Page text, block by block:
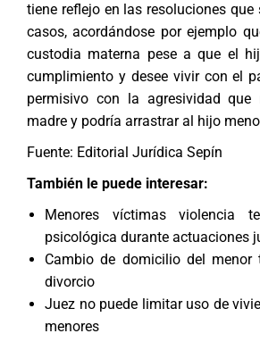
tiene reflejo en las resoluciones que
casos, acordándose por ejemplo
custodia materna pese a que el
cumplimiento y desee vivir con el
permisivo con la agresividad que
madre y podría arrastrar al hijo
Fuente: Editorial Jurídica Sepín
También le puede interesar:
Menores víctimas violencia
psicológica durante actuaciones
Cambio de domicilio del menor
divorcio
Juez no puede limitar uso de
menores